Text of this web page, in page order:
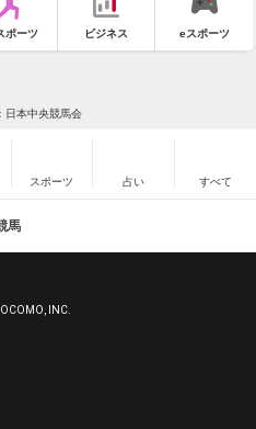
ポーツ ビジネス eスポーツ
日本中央競馬会
スポーツ 占い すべて
馬
INC.